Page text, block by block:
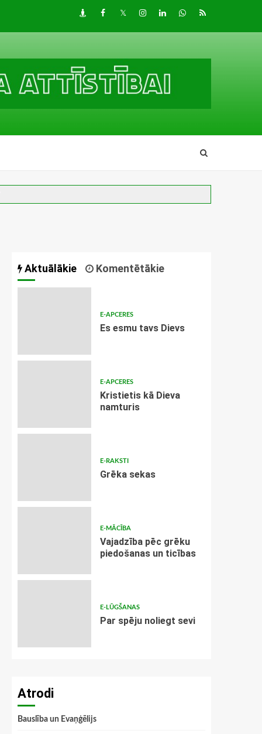
DraugiemFacebook
TwitterInstagram
LinkedInwhatsapp
RSS
Aktuālākie Komentētākie
E-APCERES
Es esmu tavs Dievs
E-APCERES
Kristietis kā Dieva
namturis
E-RAKSTI
Grēka sekas
E-MĀCĪBA
Vajadzība pēc grēku
piedošanas un ticības
E-LŪGŠANAS
Par spēju noliegt sevi
Atrodi
Bauslība un Evaņģēlijs